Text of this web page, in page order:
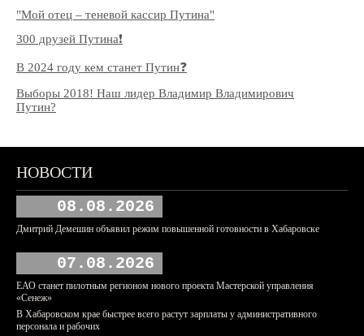
"Мой отец – теневой кассир Путина"
300 друзей Путина❗️
В 2024 году кем станет Путин❓
Выборы 2018! Наш лидер Владимир Владимирович
Путин?
НОВОСТИ
08.08.2026
Дмитрий Демешин объявил режим повышенной готовности в Хабаровске
07.08.2026
ЕАО станет пилотным регионом нового проекта Мастерской управления
«Сенеж»
В Хабаровском крае быстрее всего растут зарплаты у административного
персонала и рабочих